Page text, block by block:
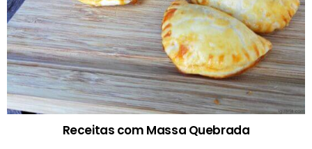
Receitas com Massa Quebrada